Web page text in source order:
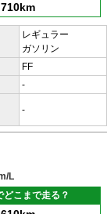
710km
レギュラー
ガソリン
FF
-
-
L
どこまで走る？